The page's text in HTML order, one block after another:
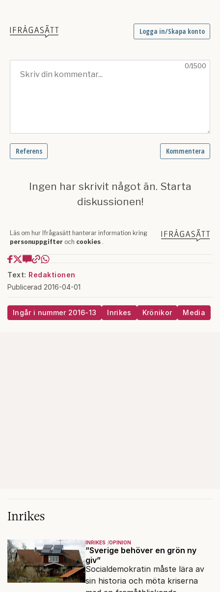
Text: Redaktionen
Publicerad 2016-04-01
Ingår i nummer 2016-13 Inrikes Krönikor Media
Inrikes
INRIKES OPINION
”Sverige behöver en grön ny
giv”
Socialdemokratin måste lära av
sin historia och möta kriserna